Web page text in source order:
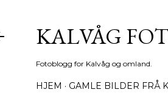
KALVÅG
Fotoblogg for Kalvåg og omland.
HJEM GAMLE BILDER FRÅ